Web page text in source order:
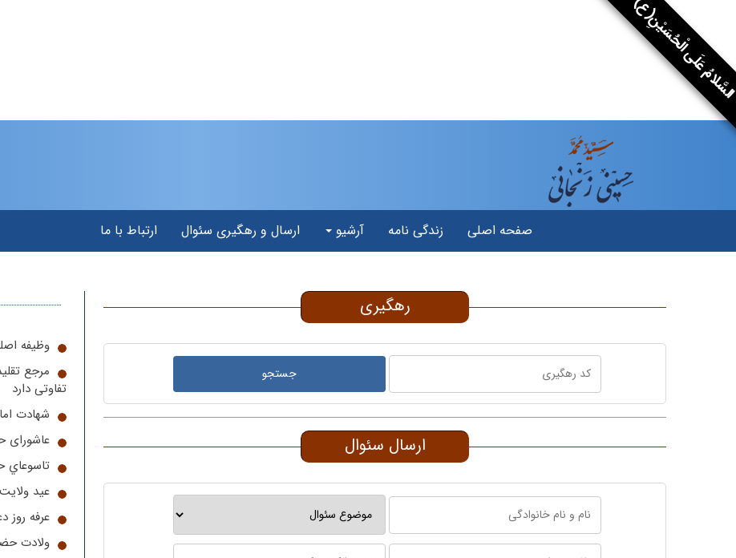
عَلَى الْحُسَيْنِ(ع)
صفحه اصلی زندگی نامه آرشیو ارسال و رهگیری سئوال ارتباط با ما
رهگیری
ارسال سئوال
وظیفه
مرجع
تفاوتی دارد
شهادت
عاشورای
تاسوعاي
عید
عرفه روز
ولادت